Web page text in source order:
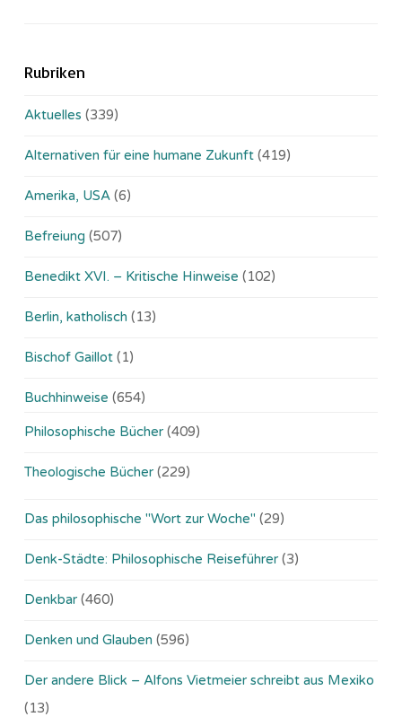
Rubriken
Aktuelles (339)
Alternativen für eine humane Zukunft (419)
Amerika, USA (6)
Befreiung (507)
Benedikt XVI. – Kritische Hinweise (102)
Berlin, katholisch (13)
Bischof Gaillot (1)
Buchhinweise (654)
Philosophische Bücher (409)
Theologische Bücher (229)
Das philosophische "Wort zur Woche" (29)
Denk-Städte: Philosophische Reiseführer (3)
Denkbar (460)
Denken und Glauben (596)
Der andere Blick – Alfons Vietmeier schreibt aus Mexiko
(13)